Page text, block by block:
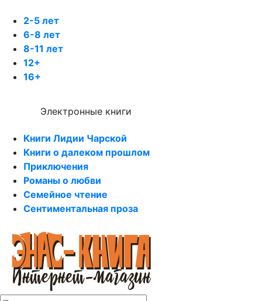
2-5 лет
6-8 лет
8-11 лет
12+
16+
Электронные книги
Книги Лидии Чарской
Книги о далеком прошлом
Приключения
Романы о любви
Семейное чтение
Сентиментальная проза